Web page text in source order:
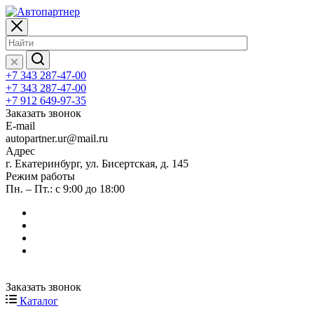
+7 343 287-47-00
+7 343 287-47-00
+7 912 649-97-35
Заказать звонок
E-mail
autopartner.ur@mail.ru
Адрес
г. Екатеринбург, ул. Бисертская, д. 145
Режим работы
Пн. – Пт.: с 9:00 до 18:00
Заказать звонок
Каталог